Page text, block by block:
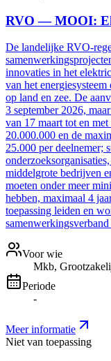
RVO — MOOI:
De landelijke RVO-
innovaties in het
van het
op land en zee. De
3 september 2026,
van 17 maart tot en
20.000.000 en de
25.000 per deelnemer;
middelgrote bedrijven
moeten onder meer
hebben, maximaal 4
toepassing leiden en
Voor wie
Mkb,
Periode
-
Meer informatie
Niet van toepassing